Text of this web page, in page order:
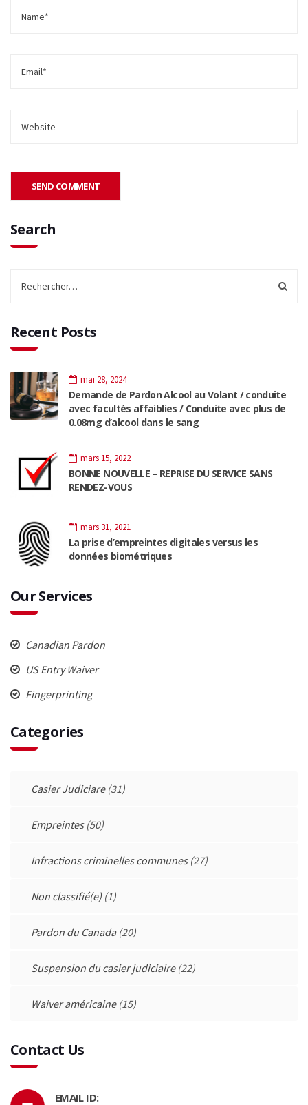
Search
Recent Posts
mai 28, 2024
Demande de Pardon Alcool au Volant / conduite
avec facultés affaiblies / Conduite avec plus de
0.08mg d’alcool dans le sang
mars 15, 2022
BONNE NOUVELLE – REPRISE DU SERVICE SANS
RENDEZ-VOUS
mars 31, 2021
La prise d’empreintes digitales versus les
données biométriques
Our Services
Canadian Pardon
US Entry Waiver
Fingerprinting
Categories
Casier Judiciare(31)
Empreintes(50)
Infractions criminelles communes(27)
Non classifié(e) (1)
Pardon du Canada(20)
Suspension du casier judiciaire(22)
Waiver américaine(15)
Contact Us
EMAIL ID: